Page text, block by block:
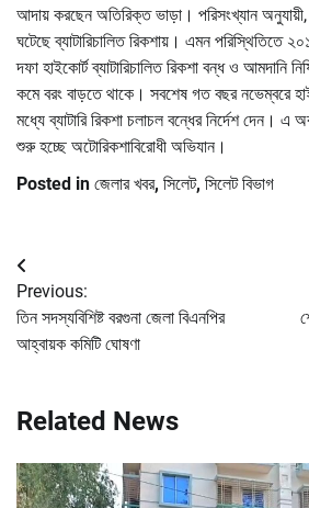
আদায় করছেন অতিরিক্ত ভাড়া। পরিসংখ্যান
ঘটেছে ব্যাটারিচালিত রিকশায়। এমন পরিস্থিতিতে
দফা হাইকোর্ট ব্যাটারিচালিত রিকশা বন্ধ ও আমদানি
কমে বরং বাড়তে থাকে। সবশেষ গত বছর নভেম্বরে
মধ্যে ব্যাটারি রিকশা চলাচল বন্ধের নির্দেশ দেন। এ
শুরু হচ্ছে অটোরিকশাবিরোধী অভিযান।
Posted in জেলার খবর, সিলেট, সিলেট বিভাগ
Post
navigation
Previous:
তিন সদস্যবিশিষ্ট বরগুনা জেলা বিএনপির
আহ্বায়ক কমিটি ঘোষণা
Related News